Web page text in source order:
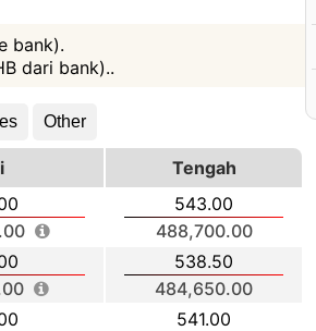
bank).
dari bank)..
Other
Tengah
543.00
488,700.00
538.50
484,650.00
541.00